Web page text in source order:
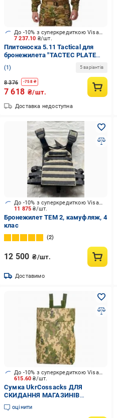
7 237.10 ₴/шт.
До -10% з суперкредиткою Visa Вигода
Плитоноска 5.11 Tactical для
бронежилета "TACTEC PLATE
CARRIER", KANGAROO
1 5 варіантів
8 376 -758₴
7 618 ₴/шт.
Доставка недоступна
11 875₴/шт.
До -10% з суперкредиткою Visa Вигода
Бронежилет ТЕМ 2, камуфляж, 4
клас
2
12 500 ₴/шт.
Доставимо
615.60₴/шт.
До -10% з суперкредиткою Visa Вигода
Сумка UkrCossacks ДЛЯ
СКИДАННЯ МАГАЗИНІВ
UKRCOSSACKS 1.0 ММ14
оцінити